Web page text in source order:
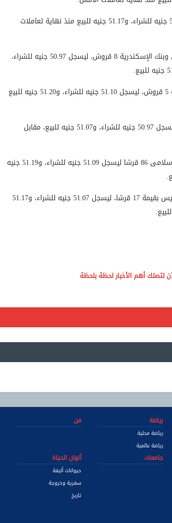
واستقر سعر الدولار اليوم فى وبنك مصر عند 51.07 جنيه للشراء، و51.17 جنيه للبيع منذ نهاية تعاملات
وهبط سعر الدولار اليوم فى البنك التجارى الدولى وبنك الإسكندرية 8 قروش، ليسجل 50.97 جنيه للشراء،
وارتفع سعر الدولار فى بنك كريدى اجريكول بقيمة 5 قروش، ليسجل 51.10 جنيه للشراء، و51.20 جنيه للبيع
فيما ارتفع سعر الدولار فى بنك البركة 5 قروش، ليسجل 50.97 جنيه للشراء، و51.07 جنيه للبيع، مقابل
وهبط سعر العملة الخضراء فى مصرف أبوظبى الإسلامى 86 قرشا ليسجل 51.09 جنيه للشراء، و51.19 جنيه
بينما هبط سعر العملة الخضراء فى بنك قناة السويس بقيمة 17 قرشا، ليسجل 51.07 جنيه للشراء، و51.17
رياضة
رياضة محلية
رياضة عالمية
فن
جامعات ألوان الحياة
حيوانات أليفة
سفرية وخروجة
تاريخ